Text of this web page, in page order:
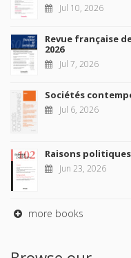
Jul 10, 2026
Revue française
2026
Jul 7, 2026
Sociétés
Jul 6, 2026
Raisons politiques
Jun 23, 2026
more books